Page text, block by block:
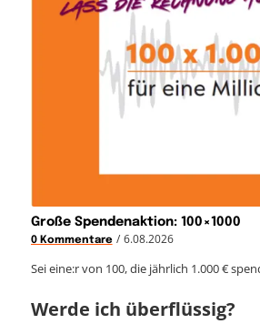
Große Spendenaktion: 100×1000
0 Kommentare / 6.08.2026
Sei eine:r von 100, die jährlich 1.000 €
Werde ich überflüssig?